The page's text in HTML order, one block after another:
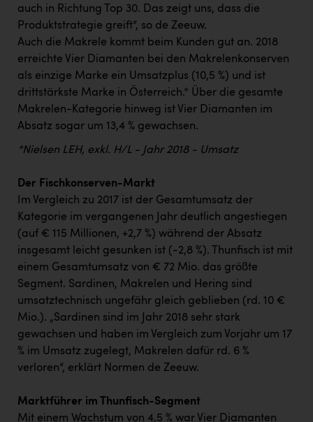
ZGONC
ZULuft - Zukunft Luft Austria
z.l.ö.
Österreichisches Hebammengremium
Wirtschaftskammer OÖ Energiehandel
kontakt
auch in Richtung Top 30. Das zeigt uns, dass die
Produktstrategie greift“, so de Zeeuw.
Auch die Makrele kommt beim Kunden gut an. 2018
erreichte Vier Diamanten bei den Makrelenkonserven
als einzige Marke ein Umsatzplus (10,5 %) und ist
drittstärkste Marke in Österreich.* Über die gesamte
Makrelen-Kategorie hinweg ist Vier Diamanten im
Absatz sogar um 13,4 % gewachsen.
*Nielsen LEH, exkl. H/L - Jahr 2018 - Umsatz
Der Fischkonserven-Markt
Im Vergleich zu 2017 ist der Gesamtumsatz der
Kategorie im vergangenen Jahr deutlich angestiegen
(auf € 115 Millionen, +2,7 %) während der Absatz
insgesamt leicht gesunken ist (-2,8 %). Thunfisch ist mit
einem Gesamtumsatz von € 72 Mio. das größte
Segment. Sardinen, Makrelen und Hering sind
umsatztechnisch ungefähr gleich geblieben (rd. 10 €
Mio.). „Sardinen sind im Jahr 2018 sehr stark
gewachsen und haben im Vergleich zum Vorjahr um 17
% im Umsatz zugelegt, Makrelen dafür rd. 6 %
verloren“, erklärt Normen de Zeeuw.
Marktführer im Thunfisch-Segment
Mit einem Wachstum von 4,5 % war Vier Diamanten